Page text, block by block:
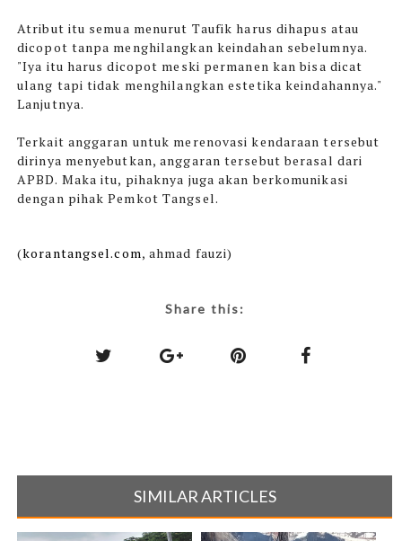
Atribut itu semua menurut Taufik harus dihapus atau
dicopot tanpa menghilangkan keindahan sebelumnya.
"Iya itu harus dicopot meski permanen kan bisa dicat
ulang tapi tidak menghilangkan estetika keindahannya."
Lanjutnya.
Terkait anggaran untuk merenovasi kendaraan tersebut
dirinya menyebutkan, anggaran tersebut berasal dari
APBD. Maka itu, pihaknya juga akan berkomunikasi
dengan pihak Pemkot Tangsel.
(korantangsel.com, ahmad fauzi)
Share this:
SIMILAR ARTICLES